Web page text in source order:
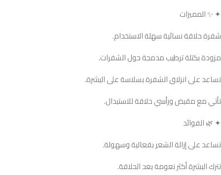
✦ ✨ المميزات
شفرة حلاقة نسائية سهلة الاستخدام.
مزودة بكتلة ترطيب مدمجة حول الشفرات.
تساعد على انزلاق الشفرة بسلاسة على البشرة.
تأتي مع مقبض ورأسي حلاقة للاستبدال.
✦ 🌿 الفوائد
تساعد على إزالة الشعر بفعالية وسهولة.
تترك البشرة أكثر نعومة بعد الحلاقة.